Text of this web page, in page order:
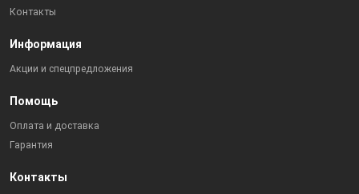
Контакты
Информация
Акции и спецпредложения
Помощь
Оплата и доставка
Гарантия
Контакты